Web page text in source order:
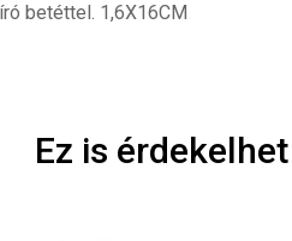
betéttel. 1,6X16CM
Ez is érdekelhet